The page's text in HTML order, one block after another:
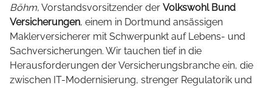
Böhm, Vorstandsvorsitzender der Volkswohl Bund
Versicherungen, einem in Dortmund ansässigen
Maklerversicherer mit Schwerpunkt auf Lebens- und
Sachversicherungen. Wir tauchen tief in die
Herausforderungen der Versicherungsbranche ein, die
zwischen IT-Modernisierung, strenger Regulatorik und